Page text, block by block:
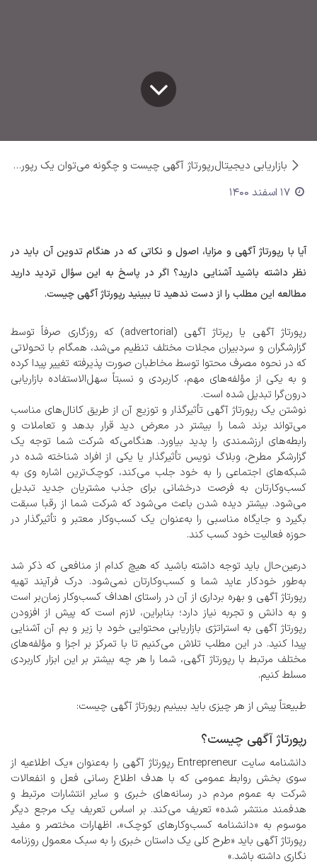
بازاریابی دیجیتالرپورتاژ آگهی چیست و چگونه می‌توان یک رپورتاژ کارآمد و جذاب نوشت؟
17 اسفند 1400
آیا با رپورتاژ آگهی و مزایا، اصول و نکاتی که در هنگام تدوین آن باید در
نظر داشته باشید آشنایی دارید؟ اگر در پاسخ به این سؤال تردید دارید
مطالعه این مطلب را از دست ندهید تا ببینید رپورتاژ آگهی چیست.
رپورتاژ آگهی یا رپرتاژ آگهی (advertorial) که روزگاری صرفاً توسط
گزارشگران و سردبیران مجلات مختلف تنظیم می‌شد، همگام با تحولاتی
که در نحوه مصرف محتوا توسط مخاطبان صورت پذیرفته تغییر پیدا کرده
و به یکی از مؤلفه‌های مهم، کاربردی و نسبتاً سهل‌الاستفاده بازاریابی
درون‌گرا تبدیل شده است.
نوشتن یک رپورتاژ آگهی تأثیرگذار و توزیع آن از طریق کانال‌های مناسب
می‌تواند برند شما را بیشتر در معرض دید قرار بدهد و تعاملات و
رابطه‌های ارزشمندی را پدید بیاورد. هنگامی‌که شرکت شما توجه یک
گزارشگر مطرح، وبلاگ نویس تأثیرگذار یا یکی از افراد شناخته شده در
شبکه‌های اجتماعی را به خود جلب می‌کند، کوچک‌ترین اشاره وی به
کسب‌وکارتان به فرصت درخشانی برای جذب مشتریان جدید تبدیل
می‌شود. بیشتر دیده شدن باعث می‌شود که شرکت شما از رقبا سبقت
بگیرد و جایگاه مناسبی را به‌عنوان یک کسب‌وکار معتبر و تأثیرگذار در
حوزه فعالیت خود کسب کند.
درعین‌حال باید توجه داشته باشید که هیچ کدام از منافعی که ذکر شد
به‌طور خودکار عاید شما و کسب‌وکارتان نمی‌شود. درک فرآیند تهیه
رپورتاژ آگهی و بهره برداری از آن در راستای اهداف کسب‌وکار زمان‌بر است
و به دانش و تجربه نیاز دارد؛ بنابراین، لازم است که پیش از افزودن
رپورتاژ آگهی به استراتژی بازاریابی محتوایی خود با زیر و بم آن آشنایی
پیدا کنید. در این مطلب تلاش می‌کنیم تا با تمرکز بر اجزا و مؤلفه‌های
مختلف مرتبط با رپورتاژ آگهی، شما را هر چه بیشتر بر این ابزار کاربردی
مسلط کنیم.
طبیعتاً پیش از هر چیزی باید ببینیم رپورتاژ آگهی چیست:
رپورتاژ آگهی چیست؟
دانشنامه سایت Entrepreneur رپورتاژ آگهی را به‌عنوان «یک اطلاعیه از
سوی بخش روابط عمومی که با هدف اطلاع رسانی فعل و انفعالات
شرکت به عموم مردم در رسانه‌های خبری و سایر انتشارات مرتبط و
هدفمند منتشر شده» تعریف می‌کند. بر اساس تعریف یک مرجع دیگر
موسوم به «دانشنامه کسب‌وکارهای کوچک»، اظهارات مختصر و مفید
رپورتاژ آگهی باید «طرح کلی یک داستان خبری را به سبک معمول روزنامه
نگاری داشته باشد.»